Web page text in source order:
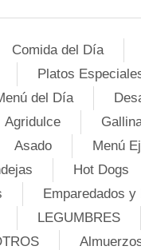
Comida del Día
Platos
del Día
Agridulce
Asado Menú
Hot Dogs
Emparedados y
LEGUMBRES